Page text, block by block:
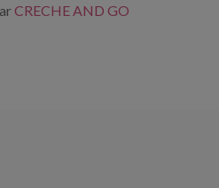
CRECHE AND GO